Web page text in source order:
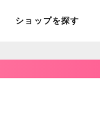
ショップを探す